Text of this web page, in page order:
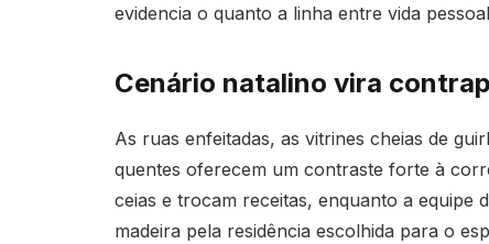
evidencia o quanto a linha entre vida
Cenário natalino vira
As ruas enfeitadas, as vitrines cheias de
quentes oferecem um contraste forte à
ceias e trocam receitas, enquanto a equipe
madeira pela residência escolhida para o